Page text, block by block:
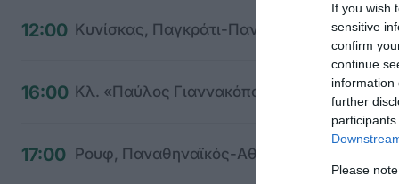
If you wish
sensitive
confirm
continue
information
further
Please
12:00 Κυνίσκας, Παγκράτι-Παναθηναϊκός 15η
16:00 Κλ. «Παύλος Γιαννακόπουλος»
17:00 Ρουφ, Παναθηναϊκός-Αθήνα 90΄